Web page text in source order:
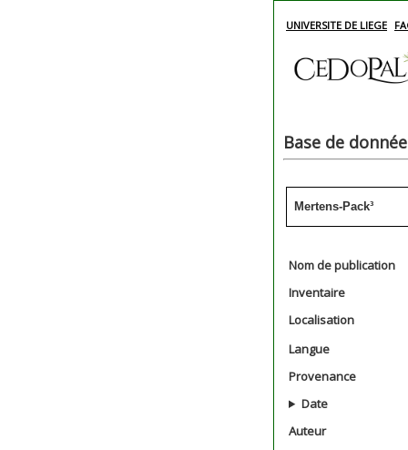
UNIVERSITE DE LIEGE
Base de
Mertens-Pack³
Nom de publication
Inventaire
Localisation
Langue
Provenance
Date
Auteur